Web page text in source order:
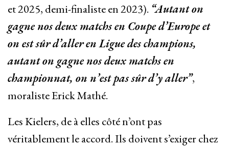
et 2025, demi-finaliste en 2023). “Autant on
gagne nos deux matchs en Coupe d’Europe et
on est sûr d’aller en Ligue des champions,
autant on gagne nos deux matchs en
championnat, on n’est pas sûr d’y aller”,
moraliste Erick Mathé.
Les Kielers, de à elles côté n’ont pas
véritablement le accord. Ils doivent s’exiger chez